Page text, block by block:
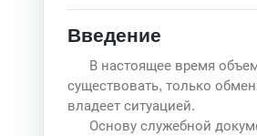
Введение
В настоящее время
существовать, только
владеет ситуацией.
Основу служебной